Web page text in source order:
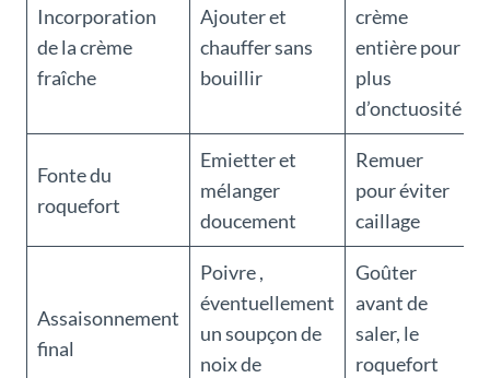
Incorporation
de la crème
fraîche
Ajouter et
chauffer sans
bouillir
crème
entière pour
plus
d’onctuosité
Fonte du
roquefort
Emietter et
mélanger
doucement
Remuer
pour éviter
caillage
Assaisonnement
final
Poivre ,
éventuellement
un soupçon de
noix de
Goûter
avant de
saler, le
roquefort